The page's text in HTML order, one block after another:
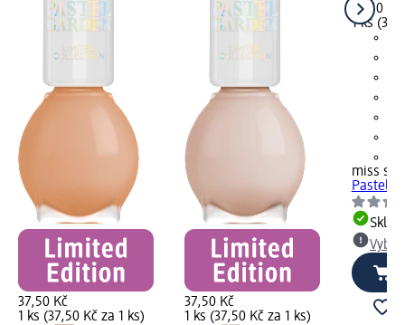
37,50 Kč
1 ks (37,50 Kč za 1 ks)
37,50 Kč
1 ks (37,50 Kč za 1 ks)
37,50 Kč
1 ks
miss
Pastel